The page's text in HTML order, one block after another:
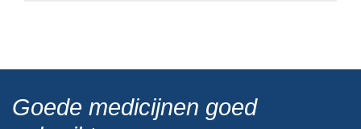
Goede medicijnen goed